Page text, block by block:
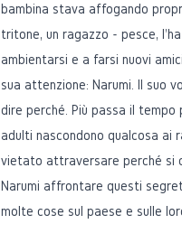
bambina stava affogando
tritone, un ragazzo - pesce,
ambientarsi e a farsi nuovi
sua attenzione: Narumi. Il suo
dire perché. Più passa il tempo
adulti nascondono qualcosa ai
vietato attraversare perché si
Narumi affrontare questi
molte cose sul paese e sulle